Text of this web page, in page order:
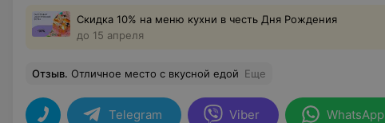
Скидка 10% на меню кухни в честь Дня Рождения
до 15 апреля
Отзыв. Отличное место с вкусной едой Еще
Telegram Viber WhatsApp